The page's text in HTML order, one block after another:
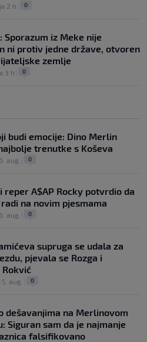
2 h 0
Sporazum iz Meke nije
ni protiv jedne države, otvoren
zemlje
3 h 0
budi emocije: Dino Merlin
trenutke s Koševa
6. aug. 0
reper A$AP Rocky potvrdio da
radi na novim pjesmama
6. aug. 0
supruga se udala za
pjevala se Rozga i
5. aug. 0
dešavanjima na Merlinovom
Siguran sam da je najmanje
falsifikovano